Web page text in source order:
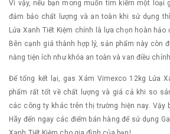
Vì vậy, nếu bạn mong muốn tìm kiếm một loại
đảm bảo chất lượng và an toàn khi sử dụng
Lửa Xanh Tiết Kiệm chính là lựa chọn hoàn hảo
Bên cạnh giá thành hợp lý, sản phẩm này còn
năng tiện ích như khóa an toàn và van điều
Để tổng kết lại, gas Xám Vimexco 12kg Lửa
phẩm rất tốt về chất lượng và giá cả khi so
các công ty khác trên thị trường hiện nay. Vậy
Hãy đến ngay các điểm bán hàng để sử dụng